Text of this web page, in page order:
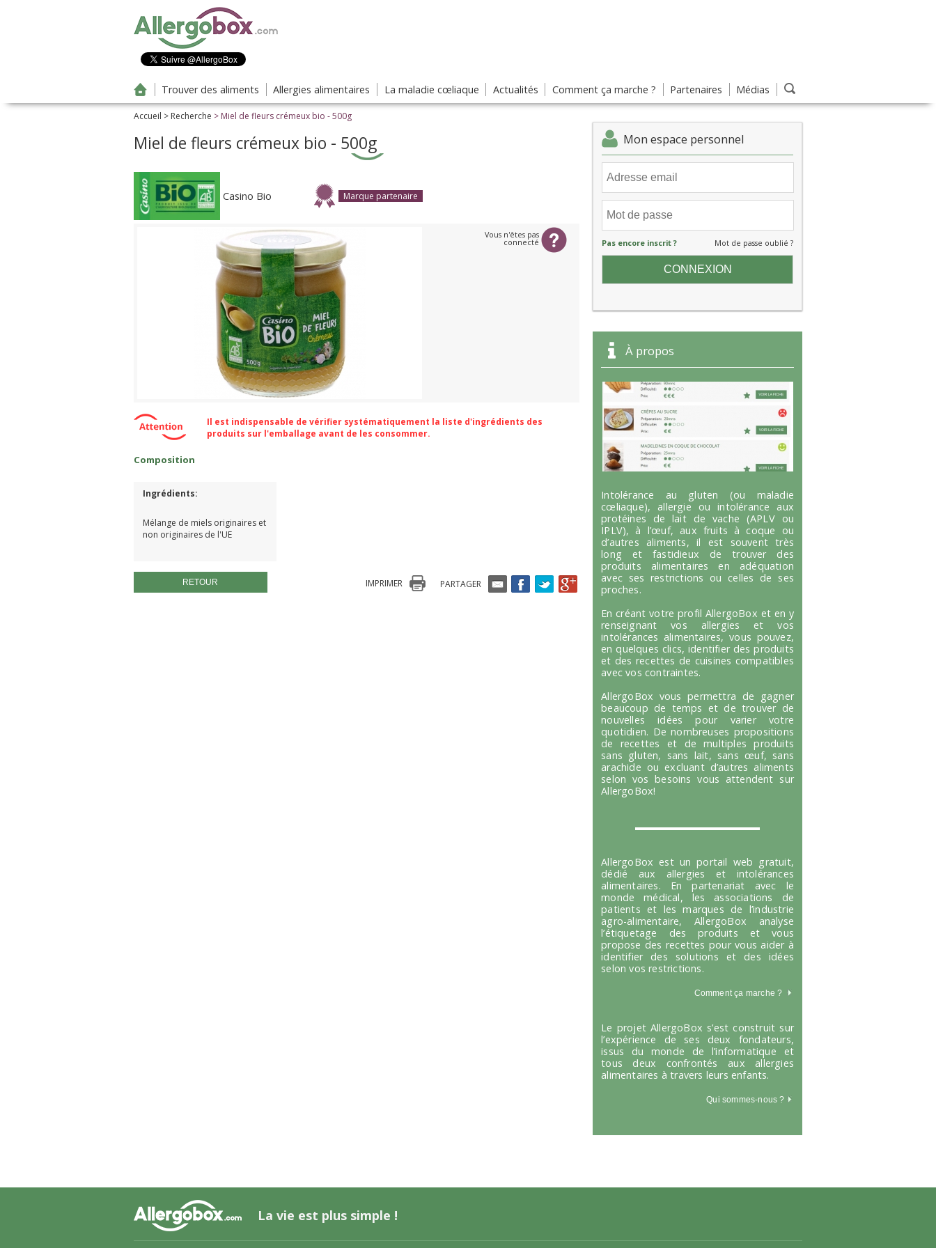
Trouver des aliments Allergies alimentaires La maladie cœliaque Actualités Comment ça marche ? Partenaires Médias
Accueil > Recherche > Miel de fleurs crémeux bio - 500g
Mon espace personnel
Pas encore inscrit ? Mot de passe oublié ?
À propos
Intolérance au gluten (ou maladie
cœliaque), allergie ou intolérance aux
protéines de lait de vache (APLV ou
IPLV), à l’œuf, aux fruits à coque ou
d’autres aliments, il est souvent très
long et fastidieux de trouver des
produits alimentaires en adéquation
avec ses restrictions ou celles de ses
proches.
En créant votre profil AllergoBox et en y
renseignant vos allergies et vos
intolérances alimentaires, vous pouvez,
en quelques clics, identifier des produits
et des recettes de cuisines compatibles
avec vos contraintes.
AllergoBox vous permettra de gagner
beaucoup de temps et de trouver de
nouvelles idées pour varier votre
quotidien. De nombreuses propositions
de recettes et de multiples produits
sans gluten, sans lait, sans œuf, sans
arachide ou excluant d’autres aliments
selon vos besoins vous attendent sur
AllergoBox!
AllergoBox est un portail web gratuit,
dédié aux allergies et intolérances
alimentaires. En partenariat avec le
monde médical, les associations de
patients et les marques de l’industrie
agro-alimentaire, AllergoBox analyse
l’étiquetage des produits et vous
propose des recettes pour vous aider à
identifier des solutions et des idées
selon vos restrictions.
Comment ça marche ?
Le projet AllergoBox s’est construit sur
l’expérience de ses deux fondateurs,
issus du monde de l’informatique et
tous deux confrontés aux allergies
alimentaires à travers leurs enfants.
Qui sommes-nous ?
Miel de fleurs crémeux bio - 500g
Casino Bio Marque partenaire
Vous n'êtes pas
connecté
Il est indispensable de vérifier systématiquement la liste d'ingrédients des
produits sur l'emballage avant de les consommer.
Composition
Ingrédients:
Mélange de miels originaires et
non originaires de l'UE
RETOUR PARTAGER
IMPRIMER
La vie est plus simple !